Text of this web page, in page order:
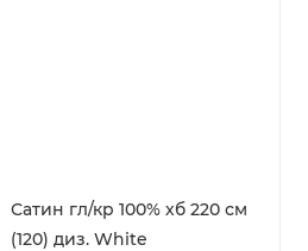
Сатин гл/кр 100% хб 220 см
(120) диз. White